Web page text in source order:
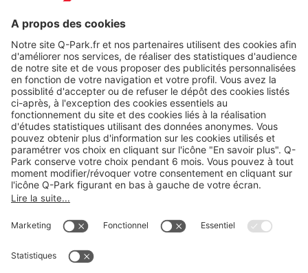
Nos produits
Nos services